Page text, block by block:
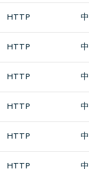
HTTP 中
HTTP 中
HTTP 中
HTTP 中
HTTP 中
HTTP 中